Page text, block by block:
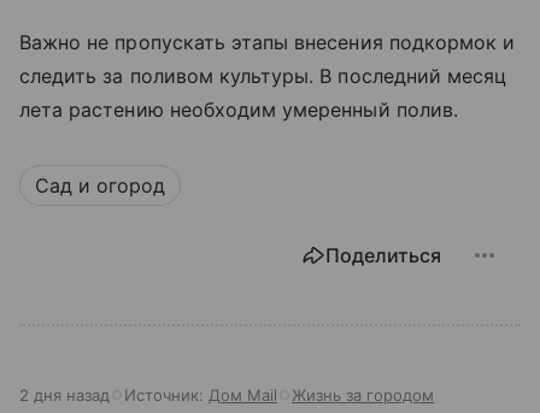
Важно не пропускать этапы внесения подкормок и
следить за поливом культуры. В последний месяц
лета растению необходим умеренный полив.
Сад и огород
Поделиться
2 дня назад Источник: Дом Mail Жизнь за городом